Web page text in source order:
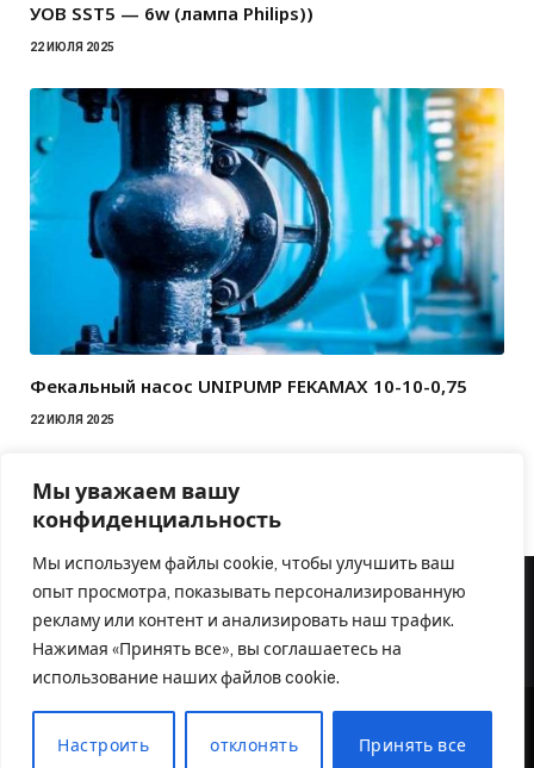
Мы уважаем вашу
конфиденциальность
Мы используем файлы cookie, чтобы улучшить ваш
опыт просмотра, показывать персонализированную
рекламу или контент и анализировать наш трафик.
Нажимая «Принять все», вы соглашаетесь на
использование наших файлов cookie.
Настроить отклонять Принять все
УОВ SST5 — 6w (лампа Philips))
22 ИЮЛЯ 2025
Фекальный насос UNIPUMP FEKAMAX 10-10-0,75
22 ИЮЛЯ 2025
© 2026 Аква Оборудование. Официальный партнер inzton.ru